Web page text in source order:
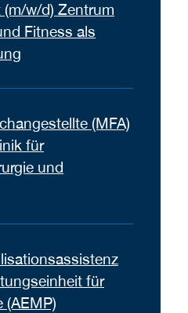
w/d) Zentrum
Fitness als
(MFA)
für
und
für
(AEMP)